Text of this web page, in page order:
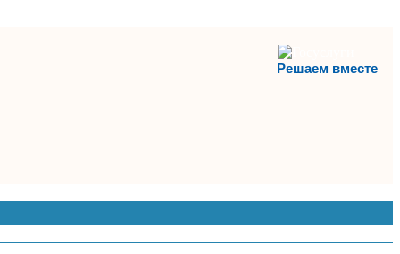
Решаем вместе